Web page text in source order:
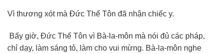
Vì thương xót mà Đức Thế Tôn đã nhận chiếc y.
Bấy giờ, Đức Thế Tôn vì Bà-la-môn mà nói đủ các pháp,
chỉ dạy, làm sáng tỏ, làm cho vui mừng. Bà-la-môn nghe